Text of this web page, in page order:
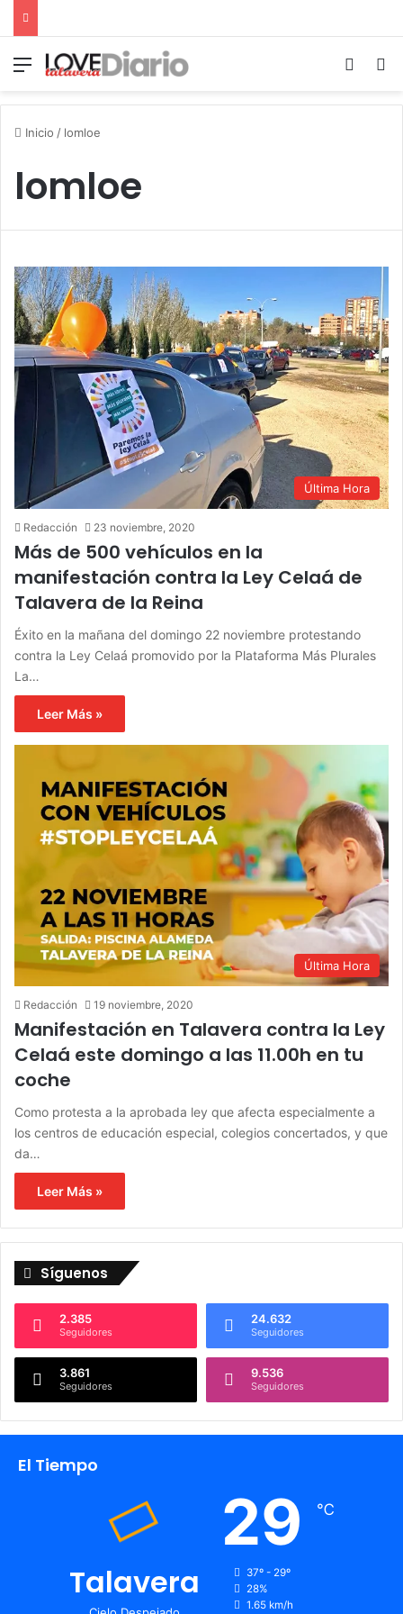
Menú
Inicio / lomloe
lomloe
Última Hora
Redacción 23 noviembre, 2020
Más de 500 vehículos en la
manifestación contra la Ley Celaá de
Talavera de la Reina
Éxito en la mañana del domingo 22 noviembre protestando
contra la Ley Celaá promovido por la Plataforma Más Plurales
La…
Leer Más »
Última Hora
Redacción 19 noviembre, 2020
Manifestación en Talavera contra la Ley
Celaá este domingo a las 11.00h en tu
coche
Como protesta a la aprobada ley que afecta especialmente a
los centros de educación especial, colegios concertados, y que
da…
Leer Más »
Síguenos
2.385
Seguidores
24.632
Seguidores
3.861
Seguidores
9.536
Seguidores
El Tiempo
Talavera
29 ℃
37º - 29º
28%
1.65 km/h